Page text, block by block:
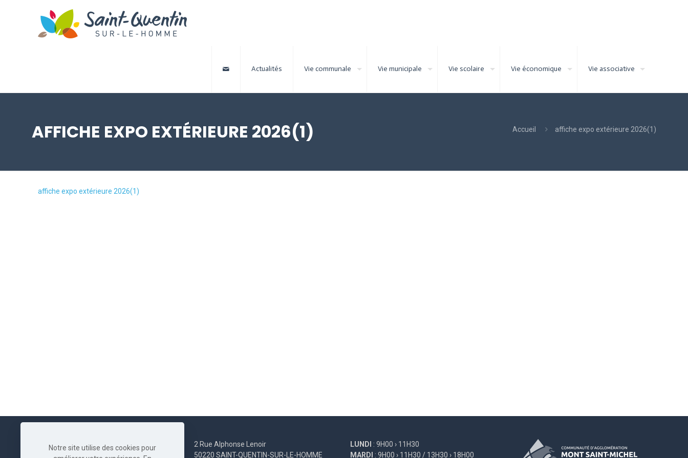
 Actualités Vie communale Vie municipale Vie scolaire Vie économique Vie associative
AFFICHE EXPO EXTÉRIEURE 2026(1) Accueil affiche expo extérieure 2026(1)
affiche expo extérieure 2026(1)
2 Rue Alphonse Lenoir
50220 SAINT-QUENTIN-SUR-LE-HOMME
LUNDI : 9H00 › 11H30
MARDI : 9H00 › 11H30 / 13H30 › 18H00
Notre site utilise des cookies pour